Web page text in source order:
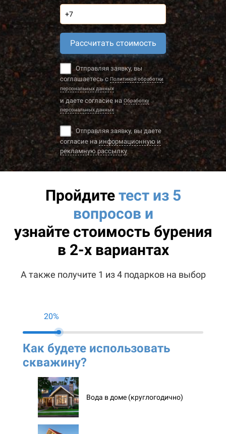
Рассчитать стоимость
Отправляя заявку, вы
соглашаетесь с Политикой обработки
персональных данных
и даете согласие на Обработку
персональных данных
Отправляя заявку, вы даете
согласие наинформационную и
рекламную рассылку
Пройдитетест из 5
вопросов и
узнайте стоимость бурения
в 2-х вариантах
А также получите 1 из 4 подарков на выбор
20%
Как будете использовать
скважину?
Вода в доме (круглогодично)